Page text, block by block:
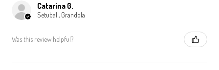
Catarina G.
Setubal , Grandola
Was this review helpful?